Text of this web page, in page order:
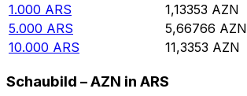
1.000 ARS 1,13353 AZN
5.000 ARS 5,66766 AZN
10.000 ARS 11,3353 AZN
Schaubild – AZN in ARS